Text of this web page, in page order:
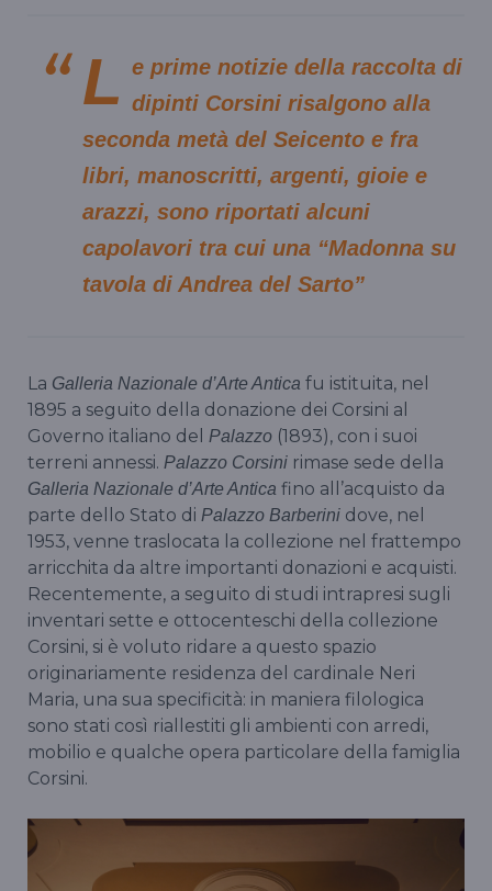
L e prime notizie della raccolta di
dipinti Corsini risalgono alla
seconda metà del Seicento e fra
libri, manoscritti, argenti, gioie e
arazzi, sono riportati alcuni
capolavori tra cui una “Madonna su
tavola di Andrea del Sarto”
La Galleria Nazionale d’Arte Antica fu istituita, nel
1895 a seguito della donazione dei Corsini al
Governo italiano del
Palazzo (1893), con i suoi
terreni annessi. Palazzo Corsini rimase sede della
Galleria Nazionale d’Arte Antica fino all’acquisto da
parte dello Stato di Palazzo Barberini dove, nel
1953, venne traslocata la collezione nel frattempo
arricchita da altre importanti donazioni e acquisti.
Recentemente, a seguito di studi intrapresi sugli
inventari sette e ottocenteschi della collezione
Corsini, si è voluto ridare a questo spazio
originariamente residenza del cardinale Neri
Maria, una sua specificità: in maniera filologica
sono stati così riallestiti gli ambienti con arredi,
mobilio e qualche opera particolare della famiglia
Corsini.